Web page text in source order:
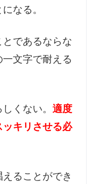
なる。
であるならな
文字で耐える
しくない。適度
キリさせる必
ることができ